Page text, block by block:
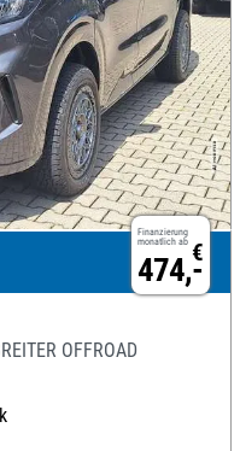
Finanzierung
monatlich ab €
474,-
OFFROAD